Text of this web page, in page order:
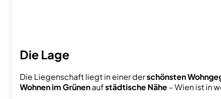
Die Lage
Die Liegenschaft liegt in einer derschönsten
Wohnen im Grünenaufstädtische Nähe– Wien ist in